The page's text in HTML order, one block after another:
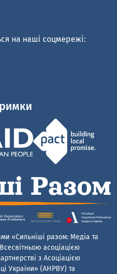
на наші соцмережі:
«Сильніші разом: Медіа та
асоціацією
з Асоціацією
України» (АНРВУ) та